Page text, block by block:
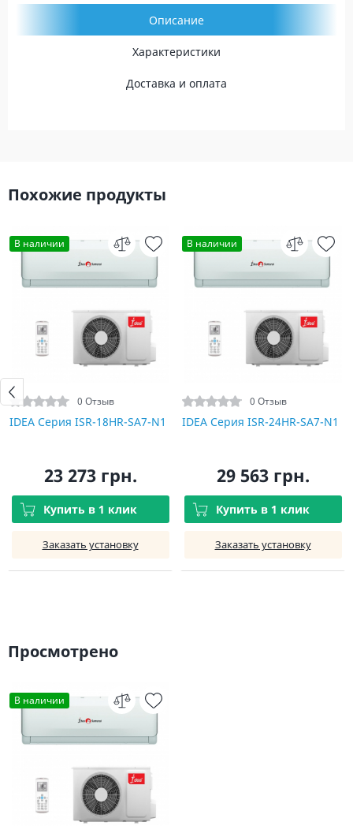
Описание
Характеристики
Доставка и оплата
Похожие продукты
В наличии
0 Отзыв
IDEA Серия ISR-18HR-SA7-N1
23 273 грн.
Купить в 1 клик
Заказать установку
В наличии
0 Отзыв
IDEA Серия ISR-24HR-SA7-N1
29 563 грн.
Купить в 1 клик
Заказать установку
Просмотрено
В наличии